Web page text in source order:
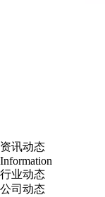
资讯动态
Information
行业动态
公司动态